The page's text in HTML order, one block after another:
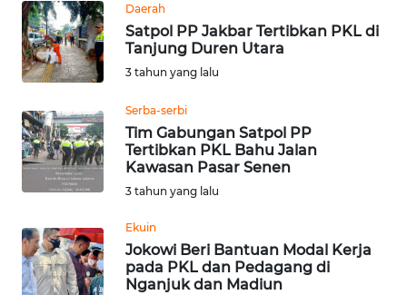
Daerah
Satpol PP Jakbar Tertibkan PKL di
Tanjung Duren Utara
3 tahun yang lalu
Serba-serbi
Tim Gabungan Satpol PP
Tertibkan PKL Bahu Jalan
Kawasan Pasar Senen
3 tahun yang lalu
Ekuin
Jokowi Beri Bantuan Modal Kerja
pada PKL dan Pedagang di
Nganjuk dan Madiun
WN
PAPUA
WN
BARAT
WN
RIAU
WN
SERAMBI